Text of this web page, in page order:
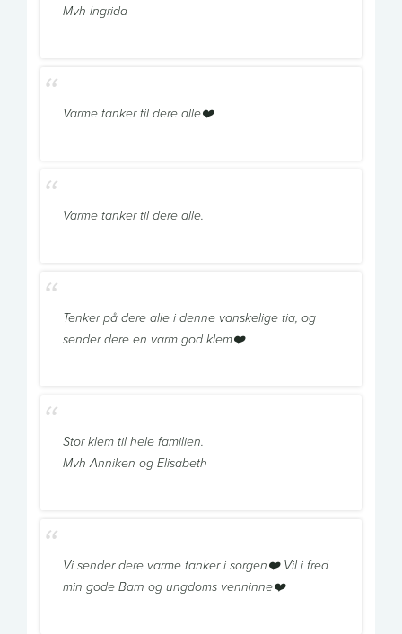
Mvh Ingrida
Varme tanker til dere alle❤️
Varme tanker til dere alle.
Tenker på dere alle i denne vanskelige tia, og
sender dere en varm god klem❤️
Stor klem til hele familien.
Mvh Anniken og Elisabeth
Vi sender dere varme tanker i sorgen❤️ Vil i fred
min gode Barn og ungdoms venninne❤️